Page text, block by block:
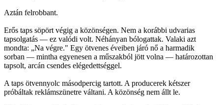
Aztán felrobbant.
Erős taps söpört végig a közönségen. Nem a korábbi udvarias
tapsolgatás — ez valódi volt. Néhányan bólogattak. Valaki azt
mondta: „Na végre." Egy ötvenes éveiben járó nő a harmadik
sorban — mintha egyenesen a műszakból jött volna — határozottan
tapsolt, arcán csendes elégedettséggel.
A taps ötvennyolc másodpercig tartott. A producerek kétszer
próbáltak reklámszünetre váltani. A közönség nem állt le.